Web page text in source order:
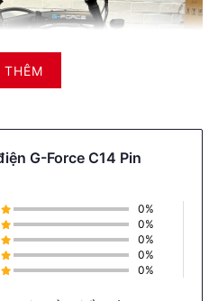
thấy khi nhìn vào G-Force
cực kỳ tiện lợi. Với kích
x 57cm, chiếc xe này
những không gian nhỏ hẹp
THÊM
G-Force C14 Pin
0%
0%
0%
0%
0%